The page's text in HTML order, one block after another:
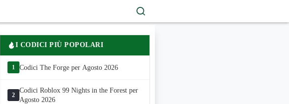
I CODICI PIÙ POPOLARI
1 Codici The Forge per Agosto 2026
2
Codici Roblox 99 Nights in the Forest per
Agosto 2026